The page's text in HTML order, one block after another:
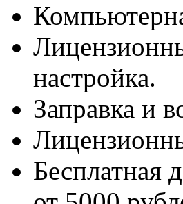
настройка.
Заправка и
Бесплатная